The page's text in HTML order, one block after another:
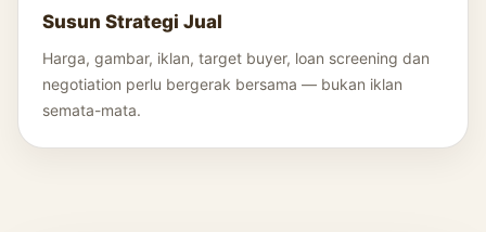
Susun Strategi Jual
Harga, gambar, iklan, target buyer, loan screening dan
negotiation perlu bergerak bersama — bukan iklan
semata-mata.